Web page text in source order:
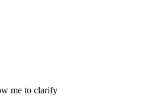
me to clarify